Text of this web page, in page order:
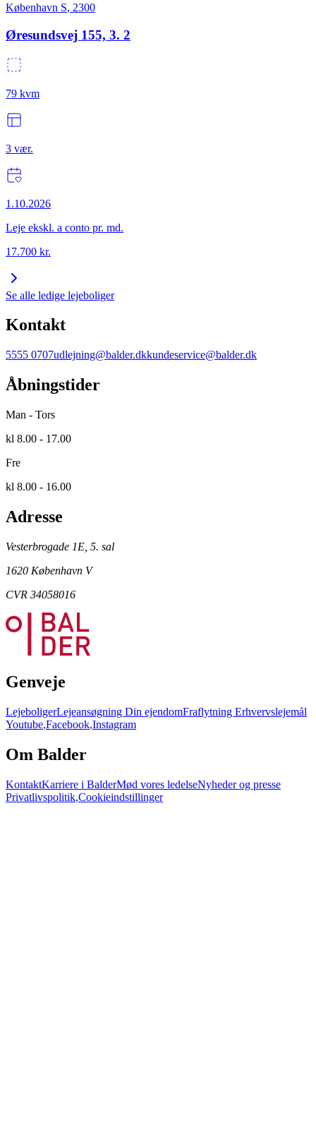
København S, 2300
Øresundsvej 155, 3. 2
79 kvm
3 vær.
1.10.2026
Leje ekskl. a conto pr. md.
17.700 kr.
Se alle ledige lejeboliger
Kontakt
5555 0707udlejning@balder.dkkundeservice@balder.dk
Åbningstider
Man - Tors
kl 8.00 - 17.00
Fre
kl 8.00 - 16.00
Adresse
Vesterbrogade 1E, 5. sal
1620 København V
CVR 34058016
Genveje
LejeboligerLejeansøgning Din ejendomFraflytning Erhvervslejemål
Youtube,Facebook,Instagram
Om Balder
KontaktKarriere i BalderMød vores ledelseNyheder og presse
Privatlivspolitik,Cookieindstillinger